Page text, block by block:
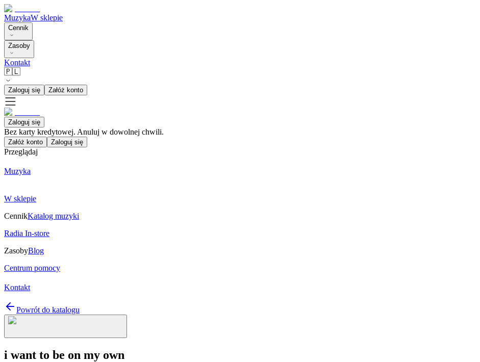
MuzykaW sklepie
Cennik
Zasoby
Kontakt
🇵🇱
Zaloguj się Załóż konto
Zaloguj się
Bez karty kredytowej. Anuluj w dowolnej chwili.
Załóż konto Zaloguj się
Przeglądaj
Muzyka
W sklepie
CennikKatalog muzyki
Radia In-store
ZasobyBlog
Centrum pomocy
Kontakt
Powrót do katalogu
i want to be on my own